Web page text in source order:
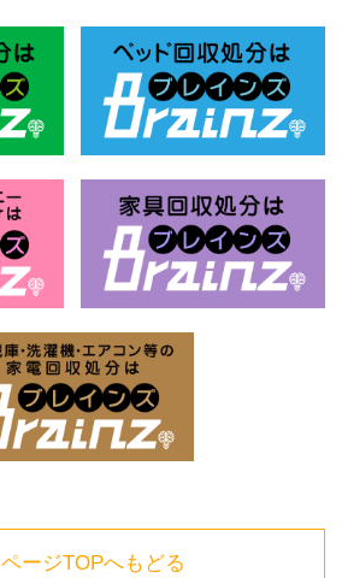
ページTOPへもどる